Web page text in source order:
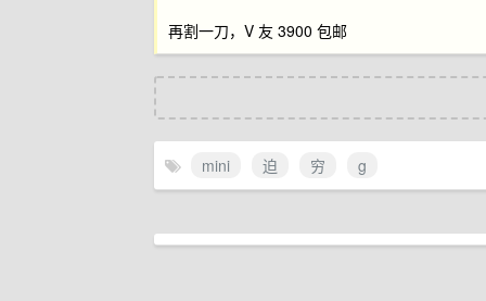
再割一刀，V 友 3900 包邮
mini 迫 穷 g